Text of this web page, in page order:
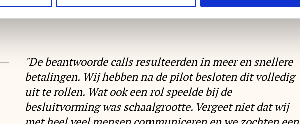
"De beantwoorde calls resulteerden in meer en snellere
betalingen. Wij hebben na de pilot besloten dit volledig
uit te rollen. Wat ook een rol speelde bij de
besluitvorming was schaalgrootte. Vergeet niet dat wij